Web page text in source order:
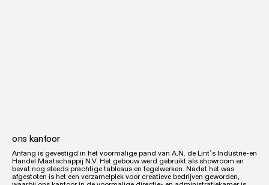
ons kantoor
Anfang is gevestigd in het voormalige pand van A.N. de Lint’s Industrie-en
Handel Maatschappij N.V. Het gebouw werd gebruikt als showroom en
bevat nog steeds prachtige tableaus en tegelwerken. Nadat het was
afgestoten is het een verzamelplek voor creatieve bedrijven geworden,